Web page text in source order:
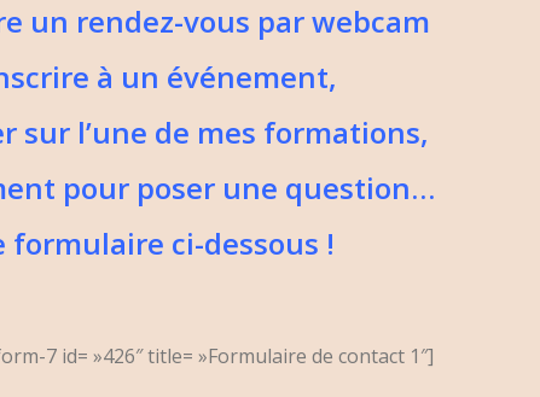
un rendez-vous par webcam
à un événement,
sur l’une de mes formations,
pour poser une question…
formulaire ci-dessous !
7 id= »426″ title= »Formulaire de contact 1″]